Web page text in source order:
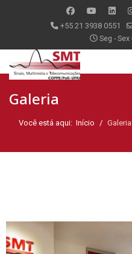
+55 21 3938 0551
Seg -
Galeria
Você está aqui: Início Galeria